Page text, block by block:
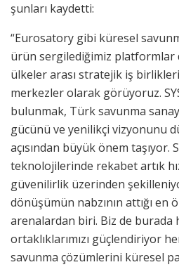
şunları kaydetti:
“Eurosatory gibi küresel
ürün sergilediğimiz platformlar
ülkeler arası stratejik iş
merkezler olarak görüyoruz.
bulunmak, Türk savunma
gücünü ve yenilikçi vizyonunu
açısından büyük önem taşıyor.
teknolojilerinde rekabet artık
güvenilirlik üzerinden
dönüşümün nabzının attığı en
arenalardan biri. Biz de burada
ortaklıklarımızı güçlendiriyor
savunma çözümlerini küresel